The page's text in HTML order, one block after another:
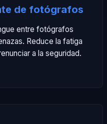
de fotógrafos
entre fotógrafos
Reduce la fatiga
a la seguridad.